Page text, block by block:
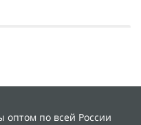
оптом по всей России